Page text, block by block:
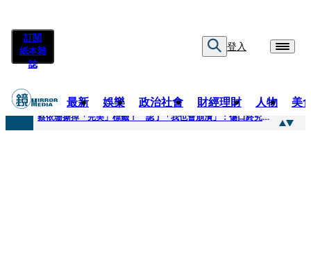
訂閱
紙本雜
誌
登入
最新 娛樂 政治社會 財經理財 人物 美
快訊
蔡依珊撕掉「完美」標籤！ 認了「我也會崩潰」：傷口終究會癒合